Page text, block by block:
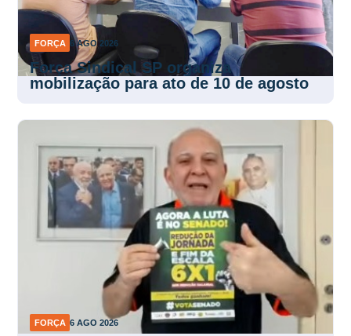
FORÇA 6 AGO 2026
Força Sindical SP organiza
mobilização para ato de 10 de agosto
FORÇA 6 AGO 2026